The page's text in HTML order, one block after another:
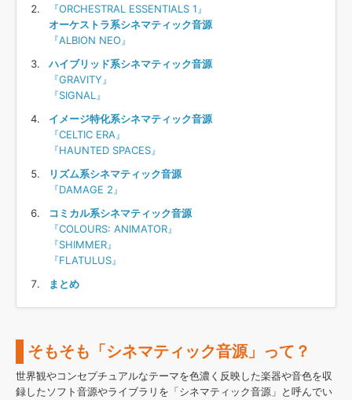
『ORCHESTRAL ESSENTIALS 1』
オーケストラ系シネマティック音源
『ALBION NEO』
ハイブリッド系シネマティック音源
『GRAVITY』
『SIGNAL』
イメージ特化系シネマティック音源
『CELTIC ERA』
『HAUNTED SPACES』
リズム系シネマティック音源
『DAMAGE 2』
コミカル系シネマティック音源
『COLOURS: ANIMATOR』
『SHIMMER』
『FLATULUS』
まとめ
そもそも「シネマティック音源」って？
世界観やコンセプチュアルなテーマを色濃く反映した楽器や音色を収
録したソフト音源やライブラリを「シネマティック音源」と呼んでい